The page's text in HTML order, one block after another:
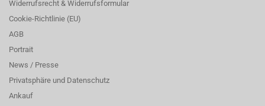
Widerrufsrecht & Widerrufsformular
Cookie-Richtlinie (EU)
AGB
Portrait
News / Presse
Privatsphäre und Datenschutz
Ankauf